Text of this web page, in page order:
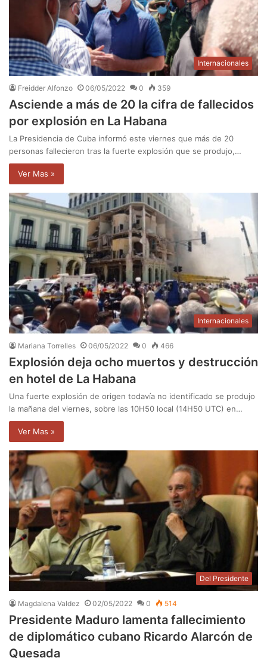
Internacionales
Freidder Alfonzo 06/05/2022 0 359
Asciende a más de 20 la cifra de fallecidos
por explosión en La Habana
La Presidencia de Cuba informó este viernes que más de 20
personas fallecieron tras la fuerte explosión que se produjo,…
Ver Mas »
Internacionales
Mariana Torrelles 06/05/2022 0 466
Explosión deja ocho muertos y destrucción
en hotel de La Habana
Una fuerte explosión de origen todavía no identificado se produjo
la mañana del viernes, sobre las 10H50 local (14H50 UTC) en…
Ver Mas »
Del Presidente
Magdalena Valdez 02/05/2022 0 514
Presidente Maduro lamenta fallecimiento
de diplomático cubano Ricardo Alarcón de
Quesada